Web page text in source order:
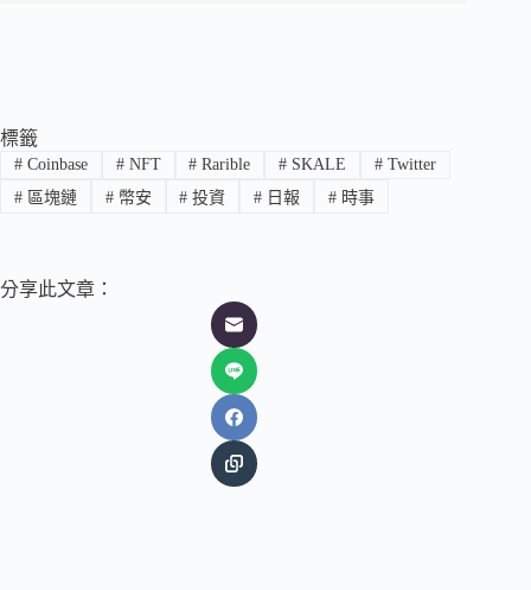
標籤
#Coinbase #NFT # Rarible # SKALE # Twitter
#區塊鏈 #幣安 # 投資 # 日報 # 時事
分享此文章：